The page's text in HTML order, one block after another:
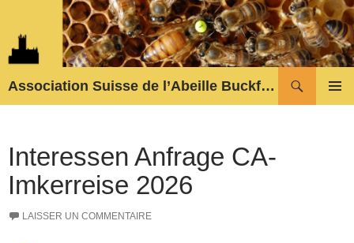
contenu
Association Suisse de l’Abeille Buckfast
Interessen Anfrage CA-
Imkerreise 2026
LAISSER UN COMMENTAIRE